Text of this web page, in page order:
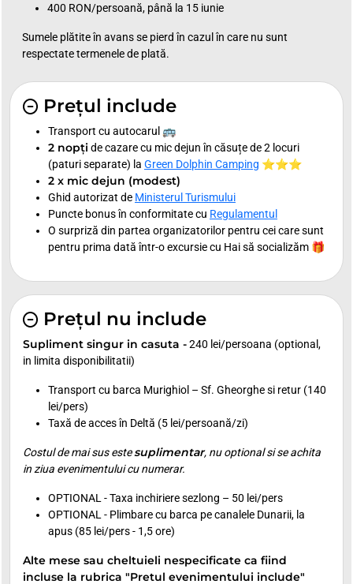
400 RON/persoană, până la 15 iunie
Sumele plătite în avans se pierd în cazul în care nu sunt
respectate termenele de plată.
Prețul include
Transport cu autocarul 🚌
2 nopți de cazare cu mic dejun în căsuțe de 2 locuri
(paturi separate) la Green Dolphin Camping ⭐⭐⭐
2 x mic dejun (modest)
Ghid autorizat de Ministerul Turismului
Puncte bonus în conformitate cu Regulamentul
O surpriză din partea organizatorilor pentru cei care sunt
pentru prima dată într-o excursie cu Hai să socializăm 🎁
Prețul nu include
Supliment singur in casuta -240 lei/persoana (optional,
in limita disponibilitatii)
Transport cu barca Murighiol – Sf. Gheorghe si retur (140
lei/pers)
Taxă de acces în Deltă (5 lei/persoană/zi)
Costul de mai sus estesuplimentar, nu optional si se achita
in ziua evenimentului cu numerar.
OPTIONAL - Taxa inchiriere sezlong – 50 lei/pers
OPTIONAL - Plimbare cu barca pe canalele Dunarii, la
apus (85 lei/pers - 1,5 ore)
Alte mese sau cheltuieli nespecificate ca fiind
incluse la rubrica "Pretul evenimentului include"